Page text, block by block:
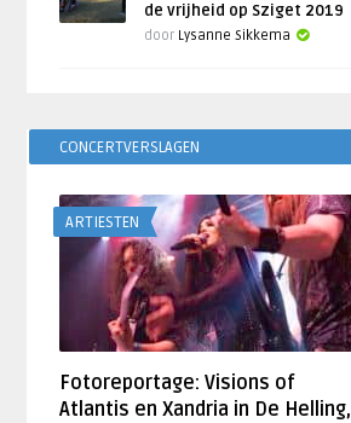
de vrijheid op Sziget 2019
door Lysanne Sikkema
CONCERTVERSLAGEN
ARTIESTEN
Fotoreportage: Visions of
Atlantis en Xandria in De Helling,